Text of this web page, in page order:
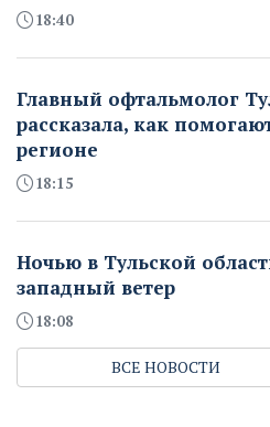
18:40
Главный офтальмолог
рассказала, как
регионе
18:15
Ночью в Тульской
западный ветер
18:08
ВСЕ НОВОСТИ